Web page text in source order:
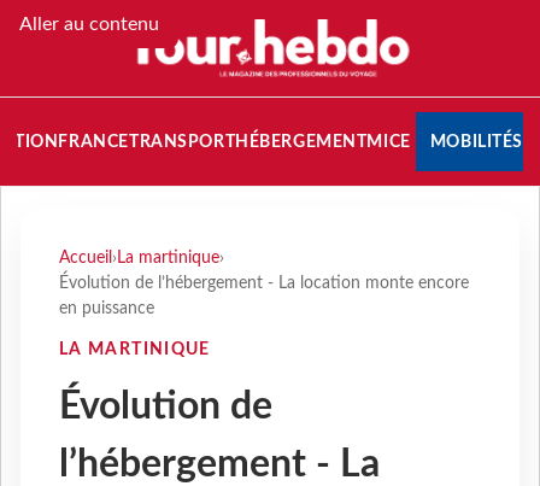
Aller au contenu
FRANCETRANSPORT HÉBERGEMENTMICE MOBILITÉS
Accueil › La martinique›
Évolution de l’hébergement - La location monte encore
en puissance
LA MARTINIQUE
Évolution de
l’hébergement - La